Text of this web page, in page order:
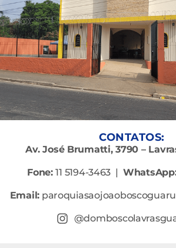
CONTATOS:
Av. José Brumatti, 3790 –
Fone:11 5194-3463 |
Email: